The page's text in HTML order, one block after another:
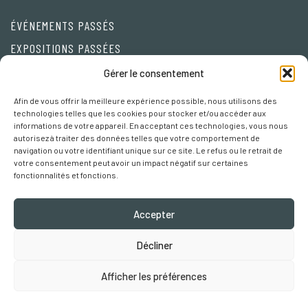
Gérer le consentement
Afin de vous offrir la meilleure expérience possible, nous utilisons des
technologies telles que les cookies pour stocker et/ou accéder aux
informations de votre appareil. En acceptant ces technologies, vous nous
autorisez à traiter des données telles que votre comportement de
navigation ou votre identifiant unique sur ce site. Le refus ou le retrait de
votre consentement peut avoir un impact négatif sur certaines
fonctionnalités et fonctions.
Accepter
Décliner
Afficher les préférences
ÉVÉNEMENTS PASSÉS
EXPOSITIONS PASSÉES
Privacy Policy
Cookie policy
Préférences Cookies